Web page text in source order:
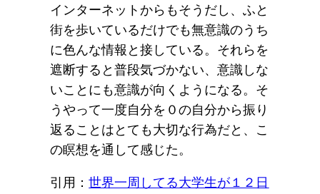
インターネットからもそうだし、ふと
街を歩いているだけでも無意識のうち
に色んな情報と接している。それらを
遮断すると普段気づかない、意識しな
いことにも意識が向くようになる。そ
うやって一度自分を０の自分から振り
返ることはとても大切な行為だと、こ
の瞑想を通して感じた。
引用：世界一周してる大学生が１２日